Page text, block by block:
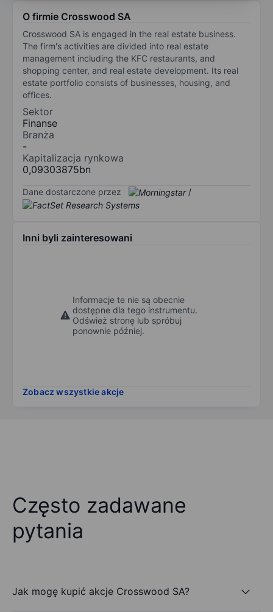
O firmie Crosswood SA
Crosswood SA is engaged in the real estate business.
The firm's activities are divided into real estate
management including the KFC restaurants, and
shopping center, and real estate development. Its real
estate portfolio consists of businesses, housing, and
offices.
Sektor
Finanse
Branża
-
Kapitalizacja rynkowa
0,09303875bn
Dane dostarczone przez /
Inni byli zainteresowani
Informacje te nie są obecnie
dostępne dla tego instrumentu.
Odśwież stronę lub spróbuj
ponownie później.
Zobacz wszystkie akcje
Często zadawane
pytania
Jak mogę kupić akcje Crosswood SA?